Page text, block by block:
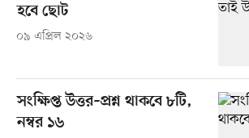
হবে ছোট
০৯ এপ্রিল ২০২৬
সংক্ষিপ্ত উত্তর–প্রশ্ন থাকবে ৮টি,
নম্বর ১৬